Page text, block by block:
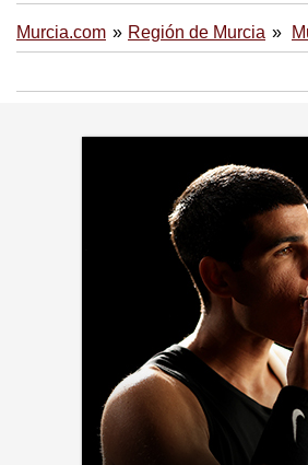
Murcia.com Región de Murcia